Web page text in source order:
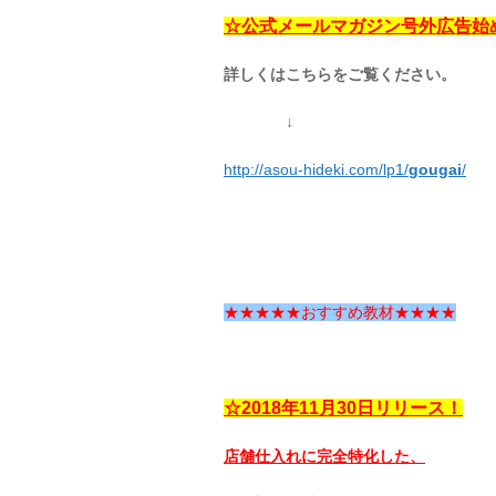
☆公式メールマガジン号外広告始
詳しくはこちらをご覧ください。
↓
http://asou-hideki.com/lp1/gougai/
★★★★★おすすめ教材★★★★
☆2018年11月30日リリース！
店舗仕入れに完全特化した、